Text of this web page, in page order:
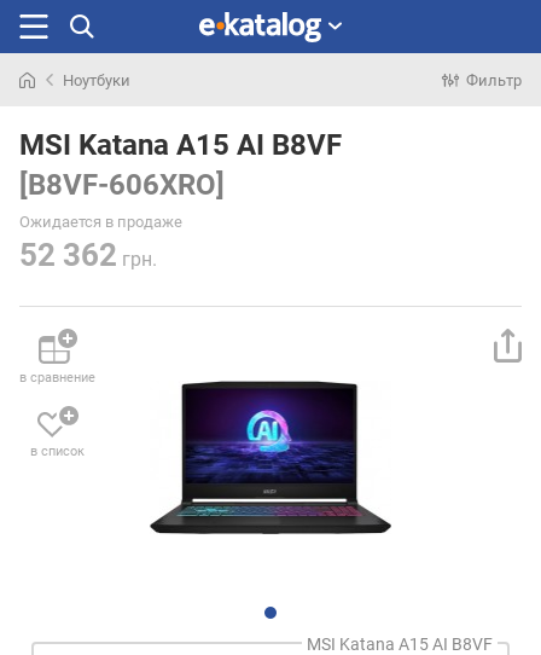
раньше
Ноутбуки Фильтр
MSI Katana A15 AI B8VF
[B8VF-606XRO]
Ожидается в продаже
52 362 грн.
в сравнение
в список
MSI Katana A15 AI B8VF